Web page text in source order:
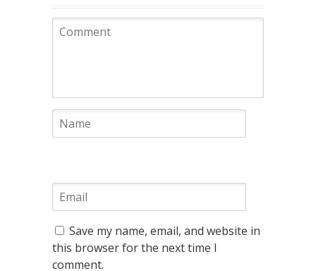
Save my name, email, and website in
this browser for the next time I
comment.